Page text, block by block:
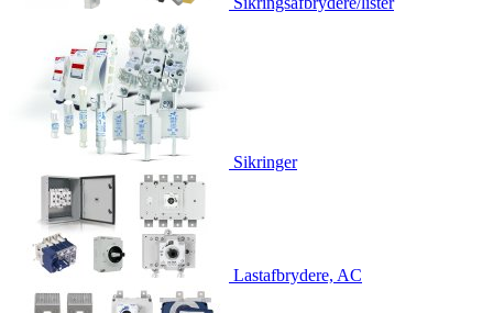
Sikringer
Lastafbrydere, AC